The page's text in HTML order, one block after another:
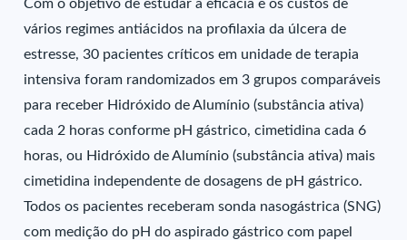
Com o objetivo de estudar a eficácia e os custos de
vários regimes antiácidos na profilaxia da úlcera de
estresse, 30 pacientes críticos em unidade de terapia
intensiva foram randomizados em 3 grupos comparáveis
para receber Hidróxido de Alumínio (substância ativa)
cada 2 horas conforme pH gástrico, cimetidina cada 6
horas, ou Hidróxido de Alumínio (substância ativa) mais
cimetidina independente de dosagens de pH gástrico.
Todos os pacientes receberam sonda nasogástrica (SNG)
com medição do pH do aspirado gástrico com papel